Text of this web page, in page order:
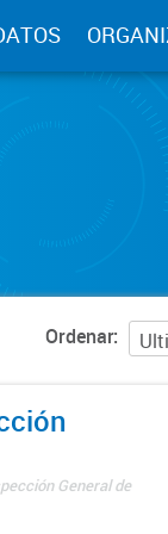
Ordenar
General de